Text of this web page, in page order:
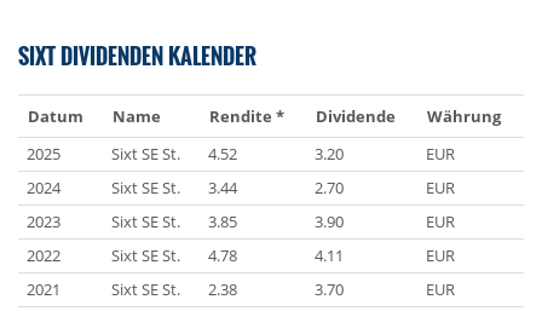
SIXT DIVIDENDEN KALENDER
Datum Name Rendite * Dividende
Währung
2025
Sixt SE St. 4.52 3.20
EUR
2024
Sixt SE St. 3.44 2.70
EUR
2023
Sixt SE St. 3.85 3.90
EUR
2022
Sixt SE St. 4.78 4.11
EUR
2021
Sixt SE St. 2.38 3.70
EUR